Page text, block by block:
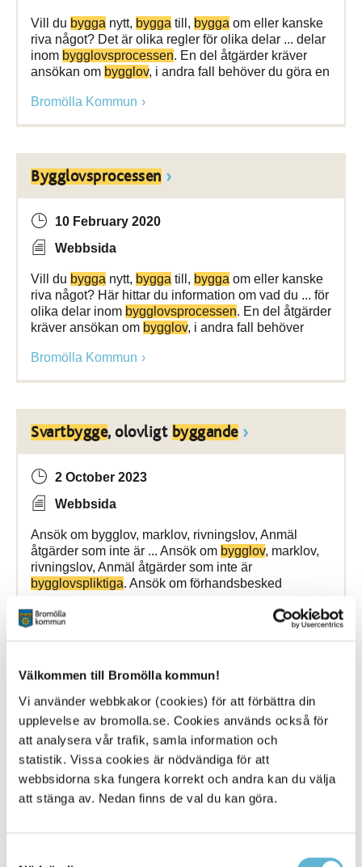
Välkommen till Bromölla kommun!
Vi använder webbkakor (cookies) för att förbättra din
upplevelse av bromolla.se. Cookies används också för
att analysera vår trafik, samla information och
statistik. Vissa cookies är nödvändiga för att
webbsidorna ska fungera korrekt och andra kan du välja
att stänga av. Nedan finns de val du kan göra.
Vill du bygga nytt, bygga till, bygga om eller kanske
riva något? Det är olika regler för olika delar ... delar
inom bygglovsprocessen. En del åtgärder kräver
ansökan om bygglov, i andra fall behöver du göra en
Bromölla Kommun
Bygglovsprocessen
10 February 2020
Webbsida
Vill du bygga nytt, bygga till, bygga om eller kanske
riva något? Här hittar du information om vad du ... för
olika delar inom bygglovsprocessen. En del åtgärder
kräver ansökan om bygglov, i andra fall behöver
Bromölla Kommun
Svartbygge, olovligt byggande
2 October 2023
Webbsida
Ansök om bygglov, marklov, rivningslov, Anmäl
åtgärder som inte är ... Ansök om bygglov, marklov,
rivningslov, Anmäl åtgärder som inte är
bygglovspliktiga. Ansök om förhandsbesked
Bromölla Kommun
21 January 2025
Webbsida
Ansök om bygglov, marklov, rivningslov, Anmäl
åtgärder som inte är ... Ansök om bygglov, marklov,